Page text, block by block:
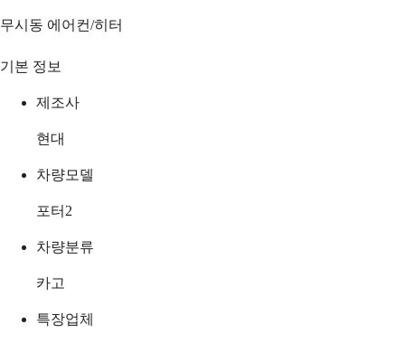
무시동 에어컨/히터
기본 정보
제조사
현대
차량모델
포터2
차량분류
카고
특장업체